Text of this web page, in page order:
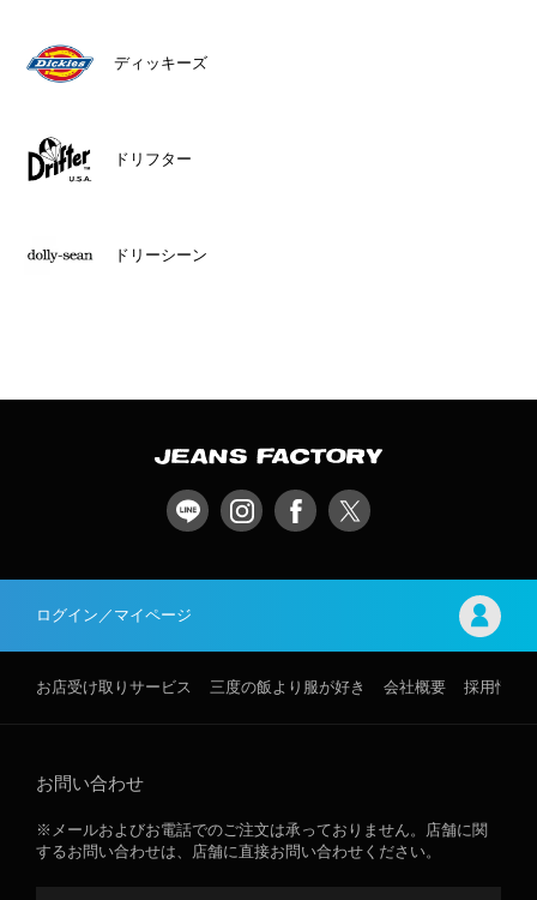
ディッキーズ
ドリフター
ドリーシーン
ログイン／マイページ
お店受け取りサービス 三度の飯より服が好き 会社概要 採用情報
お問い合わせ
※メールおよびお電話でのご注文は承っておりません。店舗に関
するお問い合わせは、店舗に直接お問い合わせください。